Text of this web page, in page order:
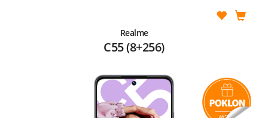
Realme
C55 (8+256)